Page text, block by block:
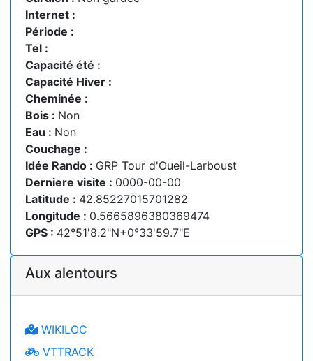
Internet :
Période :
Tel :
Capacité été :
Capacité Hiver :
Cheminée :
Bois : Non
Eau : Non
Couchage :
Idée Rando : GRP Tour d'Oueil-Larboust
Derniere visite : 0000-00-00
Latitude : 42.85227015701282
Longitude : 0.5665896380369474
GPS : 42°51'8.2"N+0°33'59.7"E
Aux alentours
WIKILOC
VTTRACK